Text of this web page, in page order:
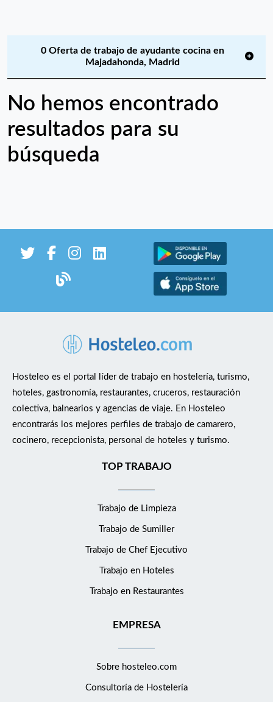
0 Oferta de trabajo de ayudante cocina en
Majadahonda, Madrid
No hemos encontrado
resultados para su
búsqueda
Hosteleo es el portal líder de trabajo en hostelería, turismo,
hoteles, gastronomía, restaurantes, cruceros, restauración
colectiva, balnearios y agencias de viaje. En Hosteleo
encontrarás los mejores perfiles de trabajo de camarero,
cocinero, recepcionista, personal de hoteles y turismo.
TOP TRABAJO
Trabajo de Limpieza
Trabajo de Sumiller
Trabajo de Chef Ejecutivo
Trabajo en Hoteles
Trabajo en Restaurantes
EMPRESA
Sobre hosteleo.com
Consultoría de Hostelería